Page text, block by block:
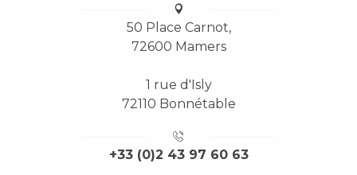
50 Place Carnot,
72600 Mamers
1 rue d'Isly
72110 Bonnétable
+33 (0)2 43 97 60 63